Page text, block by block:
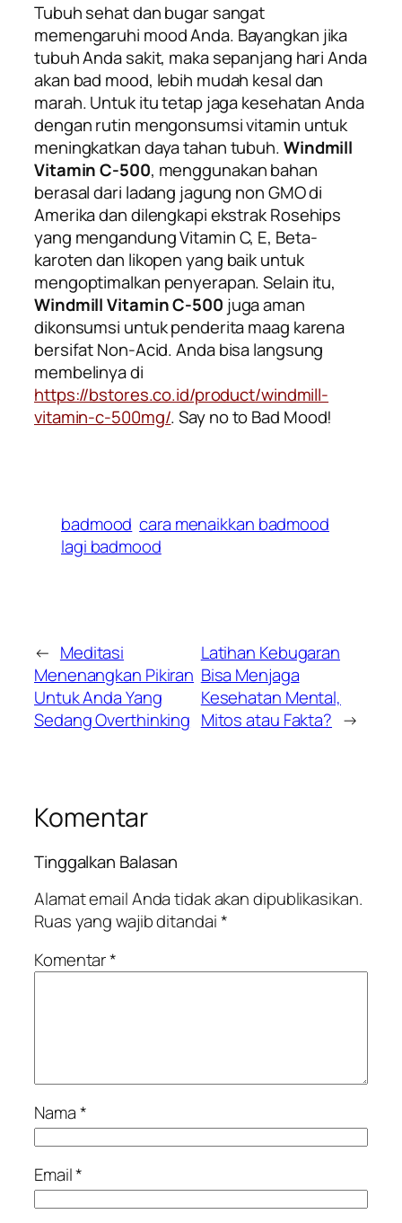
Tubuh sehat dan bugar sangat
memengaruhi mood Anda. Bayangkan jika
tubuh Anda sakit, maka sepanjang hari Anda
akan bad mood, lebih mudah kesal dan
marah. Untuk itu tetap jaga kesehatan Anda
dengan rutin mengonsumsi vitamin untuk
meningkatkan daya tahan tubuh.Windmill
Vitamin C-500, menggunakan bahan
berasal dari ladang jagung non GMO di
Amerika dan dilengkapi ekstrakRosehips
yang mengandung Vitamin C, E, Beta-
karotendan likopenyang baik untuk
mengoptimalkan penyerapan. Selain itu,
Windmill Vitamin C-500 juga aman
dikonsumsi untuk penderita maag karena
bersifatNon-Acid. Anda bisa langsung
membelinya di
https://bstores.co.id/product/windmill-
vitamin-c-500mg/. Say no to Bad Mood!
badmood cara menaikkan badmood
lagi badmood
← Meditasi
Menenangkan Pikiran
Untuk Anda Yang
Sedang Overthinking
Latihan Kebugaran
Bisa Menjaga
Kesehatan Mental,
Mitos atau Fakta? →
Komentar
Tinggalkan Balasan
Alamat email Anda tidak akan dipublikasikan.
Ruas yang wajib ditandai*
Komentar*
Nama*
Email*